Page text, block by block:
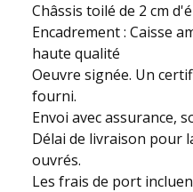
Châssis toilé de 2 cm
Encadrement : Caisse
haute qualité
Oeuvre signée. Un
fourni.
Envoi avec assurance,
Délai de livraison pour
ouvrés.
Les frais de port